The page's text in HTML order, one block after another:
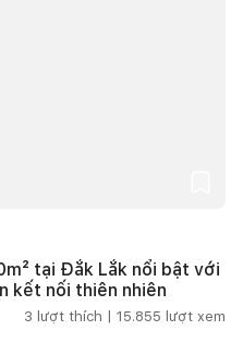
tại Đắk Lắk nổi bật với
kết nối thiên nhiên
3 lượt thích | 15.855 lượt xem